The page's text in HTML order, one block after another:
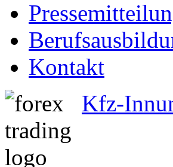
Kontakt
Kfz-